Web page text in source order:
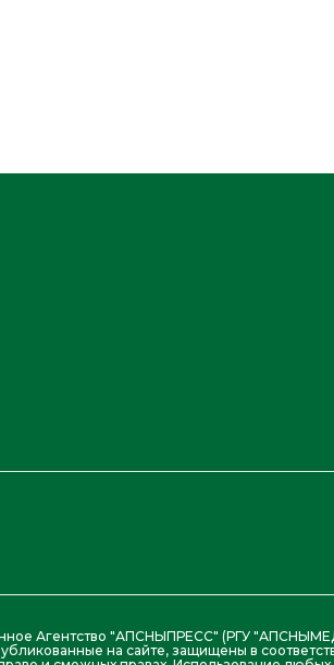
Агентство "АПСНЫПРЕСС" (РГУ
на сайте, защищены в